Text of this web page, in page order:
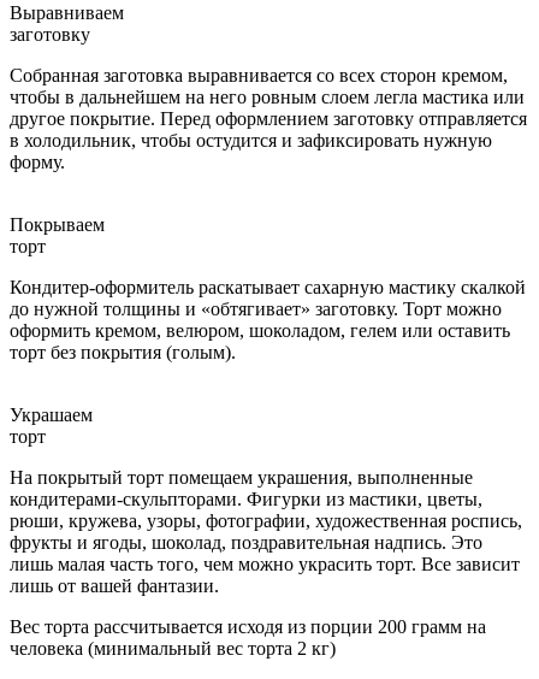
Выравниваем
заготовку
Собранная заготовка выравнивается со всех сторон кремом,
чтобы в дальнейшем на него ровным слоем легла мастика или
другое покрытие. Перед оформлением заготовку отправляется
в холодильник, чтобы остудится и зафиксировать нужную
форму.
Покрываем
торт
Кондитер-оформитель раскатывает сахарную мастику скалкой
до нужной толщины и «обтягивает» заготовку. Торт можно
оформить кремом, велюром, шоколадом, гелем или оставить
торт без покрытия (голым).
Украшаем
торт
На покрытый торт помещаем украшения, выполненные
кондитерами-скульпторами. Фигурки из мастики, цветы,
рюши, кружева, узоры, фотографии, художественная роспись,
фрукты и ягоды, шоколад, поздравительная надпись. Это
лишь малая часть того, чем можно украсить торт. Все зависит
лишь от вашей фантазии.
Вес торта рассчитывается исходя из порции 200 грамм на
человека (минимальный вес торта 2 кг)